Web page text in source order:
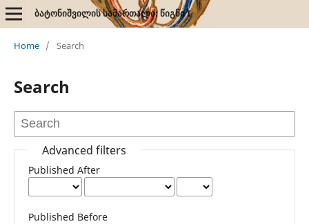
ბატონიშვილის სამართალი: წიგნი I
Home / Search
Search
Advanced filters
Published After
Published Before